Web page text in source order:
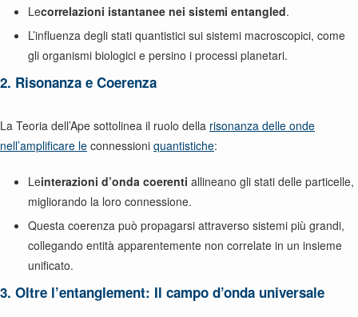
Lecorrelazioni istantanee nei sistemi entangled.
L’influenza degli stati quantistici sui sistemi macroscopici, come
gli organismi biologici e persino i processi planetari.
2. Risonanza e Coerenza
La Teoria dell’Ape sottolinea il ruolo della risonanza delle onde
nell’amplificare le connessioni quantistiche:
Leinterazioni d’onda coerenti allineano gli stati delle particelle,
migliorando la loro connessione.
Questa coerenza può propagarsi attraverso sistemi più grandi,
collegando entità apparentemente non correlate in un insieme
unificato.
3. Oltre l’entanglement: Il campo d’onda universale